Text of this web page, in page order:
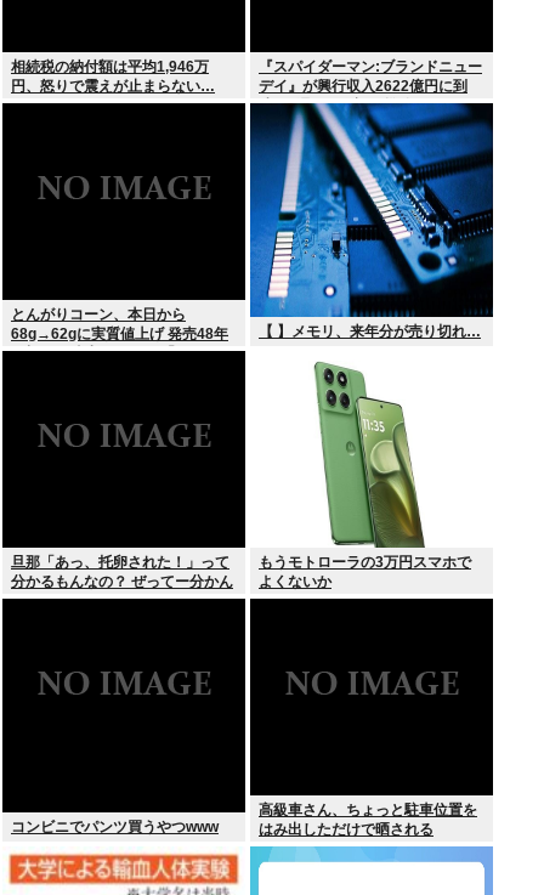
相続税の納付額は平均1,946万
円、怒りで震えが止まらない…
『スパイダーマン:ブランドニュー
デイ』が興行収入2622億円に到
達！2週目も好調に推移へ
とんがりコーン、本日から
68g→62gに実質値上げ 発売48年
で初の箱縮小 メーカー「CO2も
【 】メモリ、来年分が売り切れ…
旦那「あっ、托卵された！」って
分かるもんなの？ ぜってー分かん
ないだろ。
もうモトローラの3万円スマホで
よくないか
コンビニでパンツ買うやつwww
高級車さん、ちょっと駐車位置を
はみ出しただけで晒される
wwwWwwWWw